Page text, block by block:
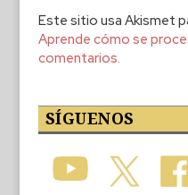
Este sitio usa Akismet
Aprende cómo se
comentarios.
SÍGUENOS